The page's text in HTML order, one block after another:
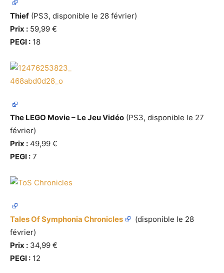
Thief (PS3, disponible le 28 février)
Prix : 59,99 €
PEGI : 18
The LEGO Movie – Le Jeu Vidéo (PS3, disponible le 27
février)
Prix : 49,99 €
PEGI : 7
Tales Of Symphonia Chronicles
(disponible le 28
février)
Prix : 34,99 €
PEGI : 12